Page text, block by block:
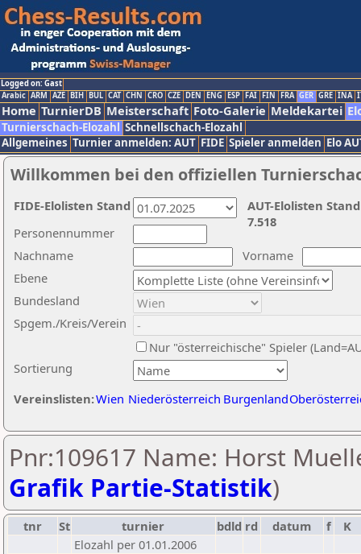
Logged on: Gast
Arabic ARM AZE BIH BUL CAT CHN CRO CZE DEN ENG ESP FAI FIN FRA GER GRE INA
Home TurnierDB Meisterschaft Foto-Galerie Meldekartei
Turnierschach-Elozahl Schnellschach-Elozahl
Allgemeines Turnier anmelden: AUT FIDE Spieler anmelden Elo
Willkommen bei den offiziellen
Nachname
Vorname
Ebene
Sortierung
Personennummer
Bundesland
Spgem./Kreis/Verein
Nur "österreichische" Spieler
Vereinslisten:Wien Niederösterreich Burgenland
AUT-Elolisten
7.518
FIDE-Elolisten Stand
Pnr:109617 Name: Horst
Grafik Partie-Statistik)
tnr St turnier bdld rd datum f
K
Elozahl per 01.01.2006